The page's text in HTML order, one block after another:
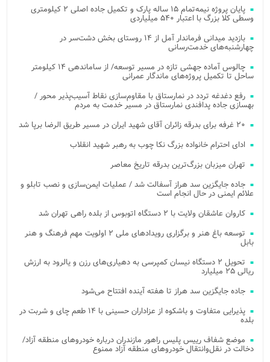
پایان پروژه نیمه‌تمام ۱۵ ساله پارک و تکمیل جاده اصلی ۲ کیلومتری
وسطی کلا بزرگ با اعتبار ۵۴۰ میلیاردی
بازدید میدانی فرماندار آمل از ۱۴ روستای بخش دشت‌سر در
چهارشنبه‌های خدمت‌رسانی
چالوس آماده جهشی تازه در مسیر توسعه/ از ساماندهی ۱۴ کیلومتر
ساحل تا تکمیل پروژه‌های ماندگار عمرانی
رفع دغدغه تردد در نمارستاق با مقاوم‌سازی نقاط آسیب‌پذیر محور /
بهسازی جاده پدافندی نمارستاق در مسیر خدمت به مردم
۲۰ غرفه برای بدرقه زائران آقای شهید ایران در مسیر طریق الرضا برپا شد
ادای احترام خانواده بزرگ نکا چوب به رهبر شهید انقلاب
تهران میزبان بزرگ‌ترین بدرقه تاریخ معاصر
جاده جایگزین سد هراز آسفالت شد / عملیات ایمن‌سازی و نصب تابلو و
علائم ایمنی در حال انجام است
کاروان عاشقان ولایت با ۲ دستگاه اتوبوس از بلده راهی تهران شد
توسعه باغ هنر و برگزاری رویدادهای ملی ۲ اولویت مهم فرهنگ و هنر
بابل
تحویل ۲ دستگاه نیسان کمپرسی به دهیاری‌های رزن و یالرود به ارزش
ریالی ۲۵ میلیارد
جاده جایگزین سد هراز تا هفته آینده افتتاح می‌شود
پذیرایی متفاوت و باشکوه از عزاداران حسینی با ۱۴ طعم چای و شربت در
بلده
موضع شفاف رییس پلیس راهور مازندران درباره خودروهای منطقه آزاد/
دخالت در نقل‌وانتقال خودروهای منطقه آزاد ممنوع